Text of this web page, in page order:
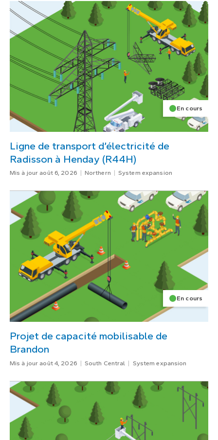
En cours
Ligne de transport d’électricité de
Radisson à Henday (R44H)
Mis à jour août 6, 2026 Northern System expansion
En cours
Projet de capacité mobilisable de
Brandon
Mis à jour août 4, 2026 South Central System expansion